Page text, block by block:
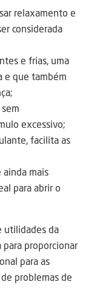
relaxamento e
considerada
e frias, uma
e que também
excessivo;
facilita as
ainda mais
para abrir o
utilidades da
proporcionar
para as
problemas de